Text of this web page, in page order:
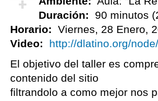
¡Vota positivo!Duración:
90 minutos
Horario:
Viernes, 28 Enero,
Video:
http://dlatino.org/
El objetivo del taller es
contenido del sitio
filtrandolo a como mejor nos